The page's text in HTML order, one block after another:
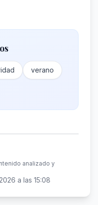
verano
analizado y
a las 15:08